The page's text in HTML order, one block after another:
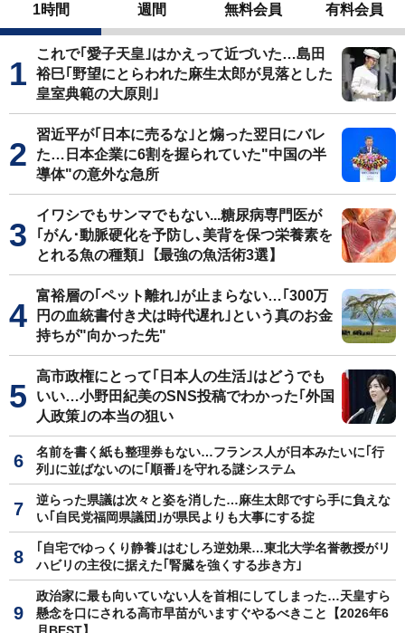
1時間 週間 無料会員 有料会員
これで｢愛子天皇｣はかえって近づいた…島田
裕巳｢野望にとらわれた麻生太郎が見落とした
皇室典範の大原則｣
習近平が｢日本に売るな｣と煽った翌日にバレ
た…日本企業に6割を握られていた"中国の半
導体"の意外な急所
イワシでもサンマでもない...糖尿病専門医が
｢がん･動脈硬化を予防し､美背を保つ栄養素を
とれる魚の種類｣【最強の魚活術3選】
富裕層の｢ペット離れ｣が止まらない…｢300万
円の血統書付き犬は時代遅れ｣という真のお金
持ちが"向かった先"
高市政権にとって｢日本人の生活｣はどうでも
いい…小野田紀美のSNS投稿でわかった｢外国
人政策｣の本当の狙い
名前を書く紙も整理券もない…フランス人が日本みたいに｢行
列｣に並ばないのに｢順番｣を守れる謎システム
逆らった県議は次々と姿を消した…麻生太郎ですら手に負えな
い｢自民党福岡県議団｣が県民よりも大事にする掟
｢自宅でゆっくり静養｣はむしろ逆効果…東北大学名誉教授がリ
ハビリの主役に据えた｢腎臓を強くする歩き方｣
政治家に最も向いていない人を首相にしてしまった…天皇すら
懸念を口にされる高市早苗がいますぐやるべきこと【2026年6
月BEST】